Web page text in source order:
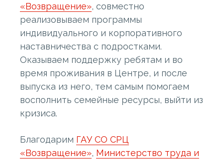
«Возвращение», совместно
реализовываем программы
индивидуального и корпоративного
наставничества с подростками.
Оказываем поддержку ребятам и во
время проживания в Центре, и после
выпуска из него, тем самым помогаем
восполнить семейные ресурсы, выйти из
кризиса.
Благодарим ГАУ СО СРЦ
«Возвращение», Министерство труда и